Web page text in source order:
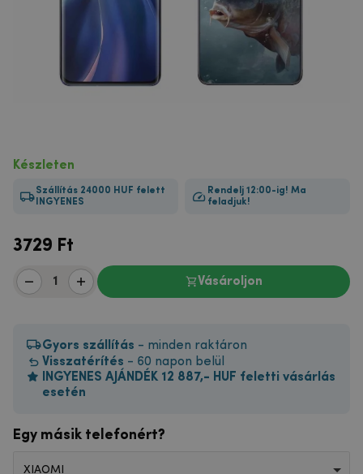
Készleten
Szállítás 24000 HUF felett
INGYENES
Rendelj 12:00-ig! Ma
feladjuk!
3729 Ft
Vásároljon
Gyors szállítás - minden raktáron
Visszatérítés - 60 napon belül
INGYENES AJÁNDÉK 12 887,- HUF feletti vásárlás
esetén
Egy másik telefonért?
XIAOMI